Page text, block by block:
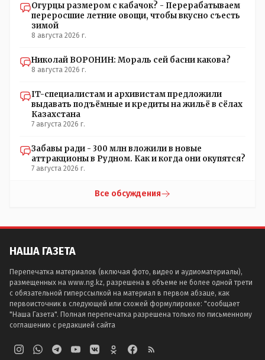
Огурцы размером с кабачок? - Перерабатываем
переросшие летние овощи, чтобы вкусно съесть
зимой
8 августа 2026 г.
Николай ВОРОНИН: Мораль сей басни какова?
8 августа 2026 г.
IT-специалистам и архивистам предложили
выдавать подъёмные и кредиты на жильё в сёлах
Казахстана
7 августа 2026 г.
Забавы ради - 300 млн вложили в новые
аттракционы в Рудном. Как и когда они окупятся?
7 августа 2026 г.
Все обсуждения
НАША ГАЗЕТА
Перепечатка материалов (включая фото, видео и аудиоматериалы),
размещенных на www.ng.kz, разрешена в объеме не более одной трети
с обязательной гиперссылкой на материал в первом абзаце, как
первоисточник в следующей или схожей формулировке: "сообщает
"Наша Газета". Полная перепечатка разрешена только по письменному
соглашению с редакцией сайта